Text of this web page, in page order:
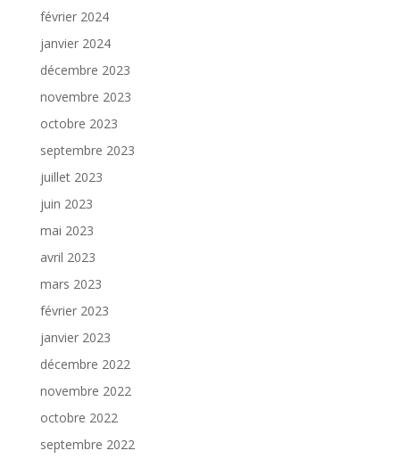
février 2024
janvier 2024
décembre 2023
novembre 2023
octobre 2023
septembre 2023
juillet 2023
juin 2023
mai 2023
avril 2023
mars 2023
février 2023
janvier 2023
décembre 2022
novembre 2022
octobre 2022
septembre 2022